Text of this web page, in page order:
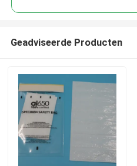
Geadviseerde Producten